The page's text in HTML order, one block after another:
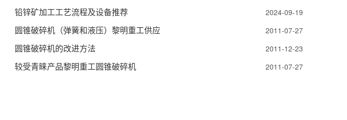
2024-09-19
铅锌矿加工工艺流程及设备推荐
2011-07-27
圆锥破碎机（弹簧和液压）黎明重工供应
2011-12-23
圆锥破碎机的改进方法
2011-07-27
较受青睐产品黎明重工圆锥破碎机